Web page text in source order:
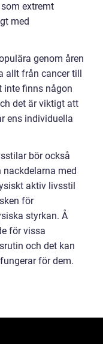
extremt
med
genom åren
allt från cancer till
inte finns någon
det är viktigt att
ens individuella
bör också
med
aktiv livsstil
för
styrkan. Å
för vissa
och det kan
för dem.